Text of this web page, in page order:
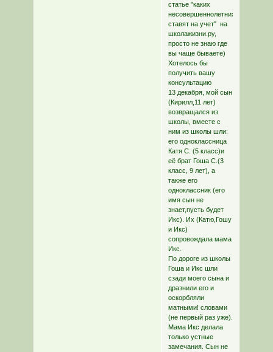
статье "каких
несовершеннолетних
ставят на учет" на
школажизни.ру,
просто не знаю где
вы чаще бываете)
Хотелось бы
получить вашу
консультацию
13 декабря, мой сын
(Кирилл,11 лет)
возвращался из
школы, вместе с
ним из школы шли:
его одноклассница
Катя С. (5 класс)и
её брат Гоша С.(3
класс, 9 лет), а
также его
одноклассник (его
имя сын не
знает,пусть будет
Икс). Их (Катю,Гошу
и Икс)
сопровождала мама
Икс.
По дороге из школы
Гоша и Икс шли
сзади моего сына и
дразнили его и
оскорбляли
матными! словами
(не первый раз уже).
Мама Икс делала
только устные
замечания. Сын не